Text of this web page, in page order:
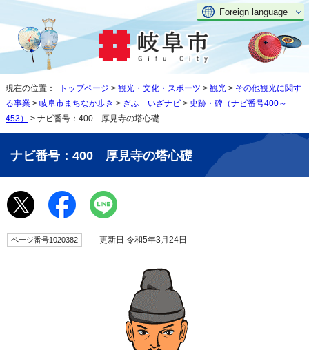
Foreign language
現在の位置： トップページ > 観光・文化・スポーツ > 観光 > その他観光に関す
る事業 > 岐阜市まちなか歩き > ぎふ いざナビ > 史跡・碑（ナビ番号400～
453）
> ナビ番号：400 厚見寺の塔心礎
ナビ番号：400 厚見寺の塔心礎
ページ番号1020382 更新日 令和5年3月24日